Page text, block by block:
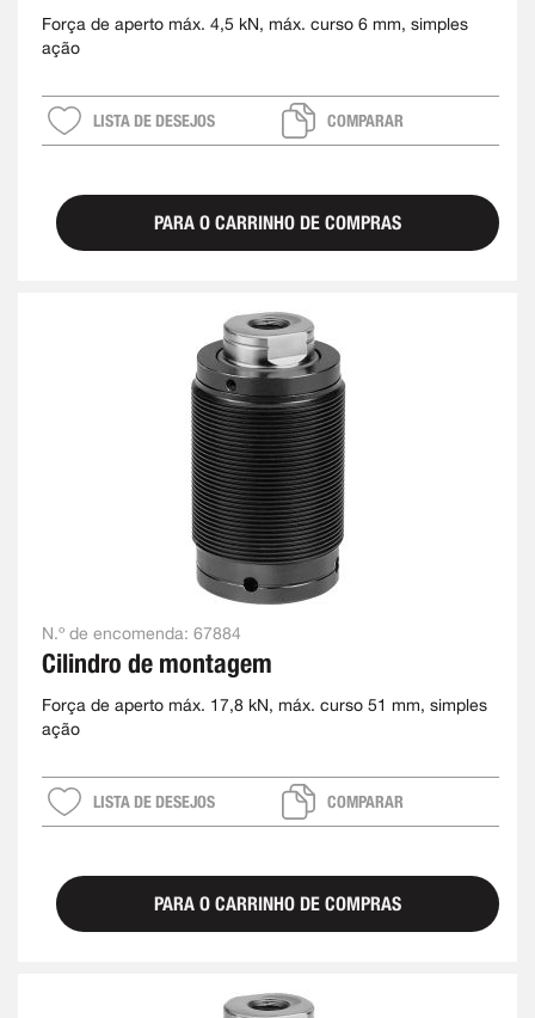
Força de aperto máx. 4,5 kN, máx. curso 6 mm, simples
ação
LISTA DE DESEJOS COMPARAR
PARA O CARRINHO DE COMPRAS
N.º de encomenda: 67884
Cilindro de montagem
Força de aperto máx. 17,8 kN, máx. curso 51 mm, simples
ação
LISTA DE DESEJOS COMPARAR
PARA O CARRINHO DE COMPRAS